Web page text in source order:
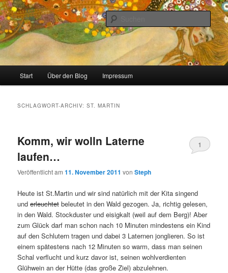
Zum
primären
Inhalt
springen
Zum
sekundären
Inhalt
springenmeinzigartig
Stricken, Nähen und alles was man selber machen kann
Start Über den Blog Impressum
SCHLAGWORT-ARCHIV:ST. MARTIN
Komm, wir wolln Laterne
laufen…
Veröffentlicht am11. November 2011 vonSteph
1
Heute ist St.Martin und wir sind natürlich mit der Kita singend
underleuchtet beleutet in den Wald gezogen. Ja, richtig gelesen,
in den Wald. Stockduster und eisigkalt (weil auf dem Berg)! Aber
zum Glück darf man schon nach 10 Minuten mindestens ein Kind
auf den Schlutern tragen und dabei 3 Laternen jonglieren. So ist
einem spätestens nach 12 Minuten so warm, dass man seinen
Schal verflucht und kurz davor ist, seinen wohlverdienten
Glühwein an der Hütte (das große Ziel) abzulehnen.